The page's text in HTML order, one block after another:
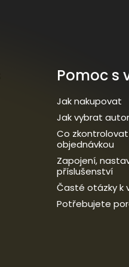
Pomoc s
Jak nakupovat
Jak vybrat
Co
objednávkou
Zapojení,
příslušenství
Časté otázky k
Potřebujete